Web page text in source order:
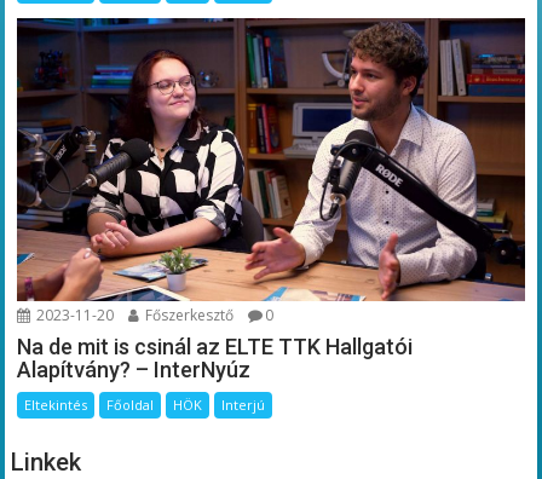
2023-11-20 Főszerkesztő 0
Na de mit is csinál az ELTE TTK Hallgatói
Alapítvány? – InterNyúz
Eltekintés Főoldal HÖK Interjú
Linkek